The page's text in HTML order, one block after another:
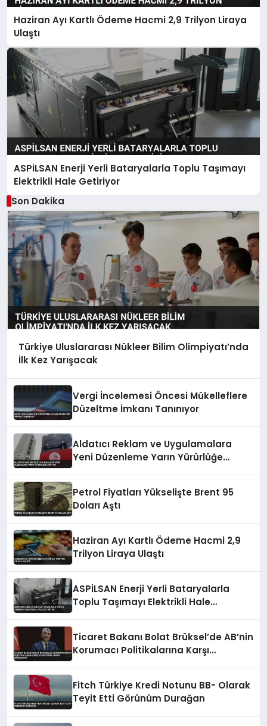
Haziran Ayı Kartlı Ödeme Hacmi 2,9 Trilyon Liraya
Ulaştı
ASPİLSAN Enerji Yerli Bataryalarla Toplu Taşımayı
Elektrikli Hale Getiriyor
Son Dakika
Türkiye Uluslararası Nükleer Bilim Olimpiyatı’nda
İlk Kez Yarışacak
Vergi İncelemesi Öncesi Mükelleflere
Düzeltme İmkanı Tanınıyor
Aldatıcı Reklam ve Uygulamalara
Yeni Düzenleme Yarın Yürürlüğe
Petrol Fiyatları Yükselişte Brent 95
Doları Aştı
Haziran Ayı Kartlı Ödeme Hacmi 2,9
Trilyon Liraya Ulaştı
ASPİLSAN Enerji Yerli Bataryalarla
Toplu Taşımayı Elektrikli Hale
Ticaret Bakanı Bolat Brüksel’de AB’nin
Korumacı Politikalarına Karşı
Fitch Türkiye Kredi Notunu BB- Olarak
Teyit Etti Görünüm Durağan